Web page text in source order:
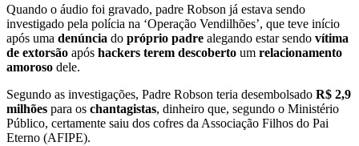
Quando o áudio foi gravado, padre Robson já estava sendo
investigado pela polícia na ‘Operação Vendilhões’, que teve início
após uma denúncia do próprio padre alegando estar sendo vítima
de extorsão após hackers terem descoberto um relacionamento
amoroso dele.
Segundo as investigações, Padre Robson teria desembolsado R$ 2,9
milhões para os chantagistas, dinheiro que, segundo o Ministério
Público, certamente saiu dos cofres da Associação Filhos do Pai
Eterno (AFIPE).